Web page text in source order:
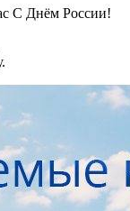
С Днём России!